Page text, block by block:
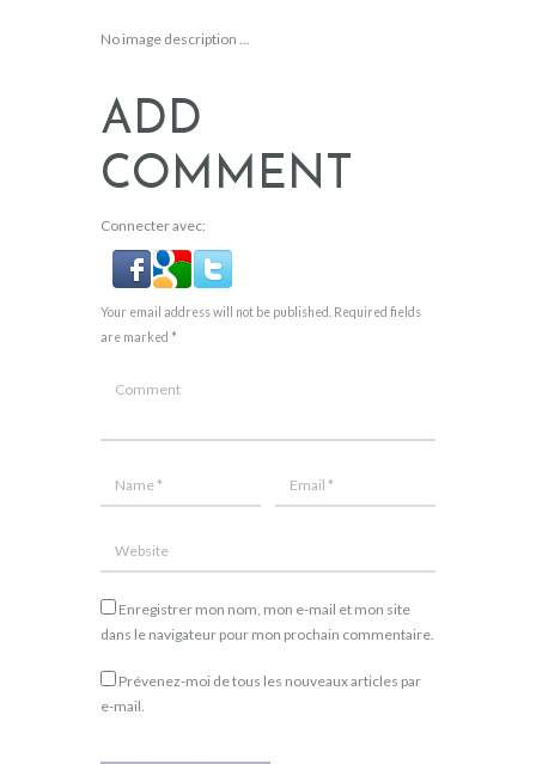
No image description ...
ADD
COMMENT
Connecter avec:
Your email address will not be published. Required fields
are marked *
Enregistrer mon nom, mon e-mail et mon site
dans le navigateur pour mon prochain commentaire.
Prévenez-moi de tous les nouveaux articles par
e-mail.